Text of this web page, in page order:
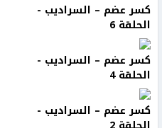
كسر عضم – السراديب -
الحلقة 6
كسر عضم – السراديب -
الحلقة 4
كسر عضم – السراديب -